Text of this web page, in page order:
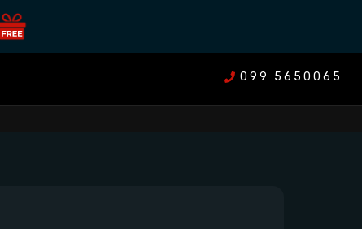
099 5650065